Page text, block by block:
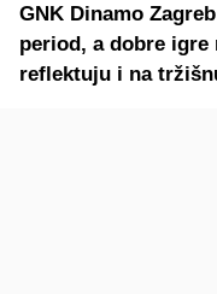
GNK Dinamo
period, a dobre igre
reflektuju i na